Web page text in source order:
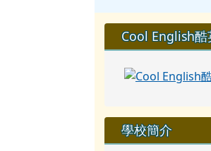
左邊區域內
Cool English酷
學校簡介